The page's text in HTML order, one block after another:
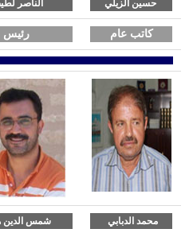
et Monastir..Histoire et
الناصر حسين الزيلي
رئيس كاتب عام
شمس الدين محمد الدبابي